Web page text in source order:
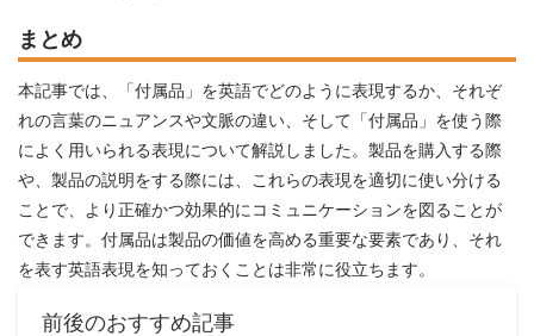
まとめ
本記事では、「付属品」を英語でどのように表現するか、それぞ
れの言葉のニュアンスや文脈の違い、そして「付属品」を使う際
によく用いられる表現について解説しました。製品を購入する際
や、製品の説明をする際には、これらの表現を適切に使い分ける
ことで、より正確かつ効果的にコミュニケーションを図ることが
できます。付属品は製品の価値を高める重要な要素であり、それ
を表す英語表現を知っておくことは非常に役立ちます。
前後のおすすめ記事